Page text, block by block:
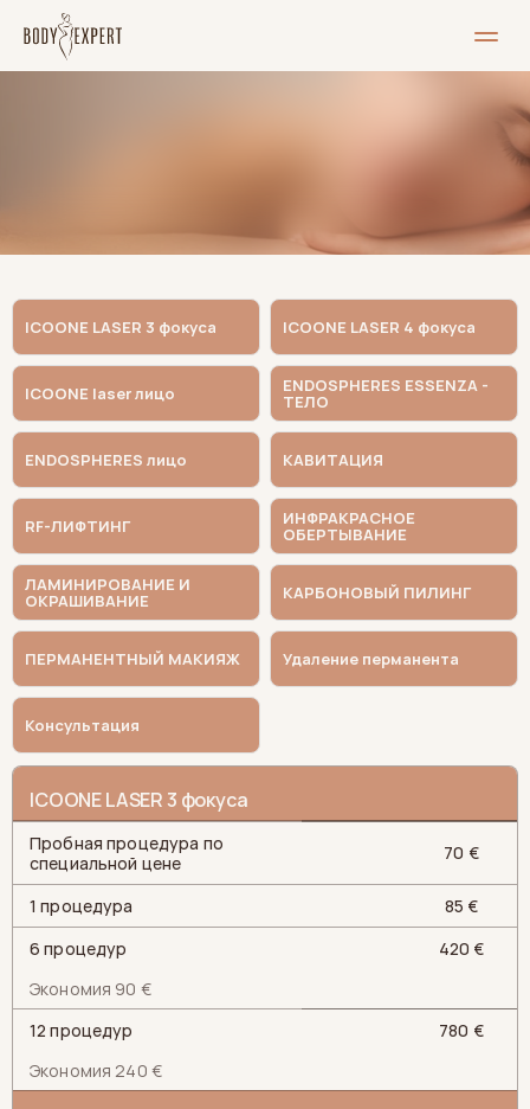
MEIST
ICOONE LASER 3 фокуса ICOONE LASER 4 фокуса
ICOONE laser лицо ENDOSPHERES ESSENZA -
ТЕЛО
ENDOSPHERES лицо КАВИТАЦИЯ
RF-ЛИФТИНГ ИНФРАКРАСНОЕ
ОБЕРТЫВАНИЕ
ЛАМИНИРОВАНИЕ И
ОКРАШИВАНИЕ КАРБОНОВЫЙ ПИЛИНГ
ПЕРМАНЕНТНЫЙ МАКИЯЖ Удаление перманента
Консультация
ICOONE LASER 3 фокуса
Пробная процедура по
специальной цене
70 €
1 процедура
85 €
6 процедур
420 €
Экономия 90 €
12 процедур
780 €
Экономия 240 €